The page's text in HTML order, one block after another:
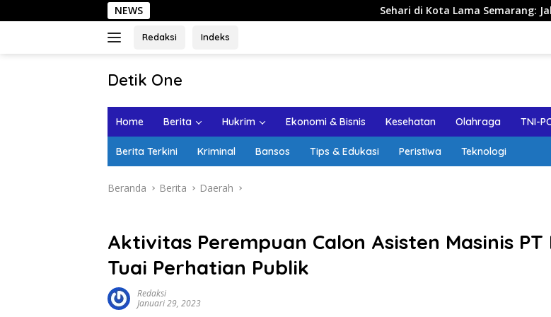
ke
NEWS Sehari di Kota Lama Semarang: Jalan Santai, Spot
Redaksi Indeks
Detik One
Ungkap
Home Berita Hukrim Ekonomi & Bisnis Kesehatan Olahraga TNI-
Berita Terkini Kriminal Bansos Tips & Edukasi Peristiwa Teknologi
Beranda Berita Daerah
Aktivitas Perempuan Calon Asisten Masinis PT
Tuai Perhatian Publik
Redaksi
Januari 29, 2023